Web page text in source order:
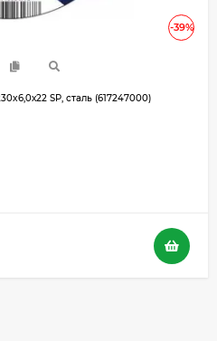
-39%
SP, сталь (617247000)